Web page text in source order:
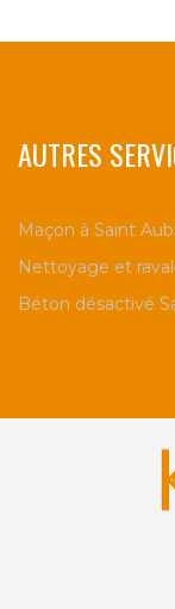
AUTRES
Maçon à Saint
Nettoyage et
Béton désactivé